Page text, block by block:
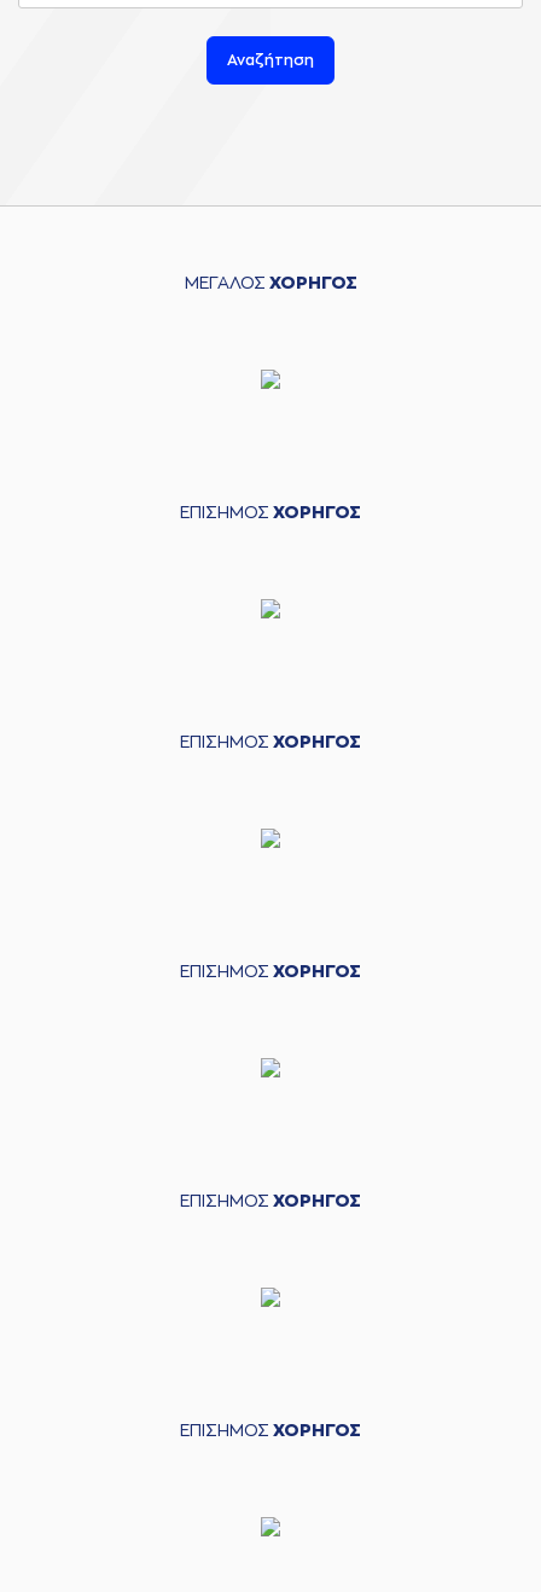
Αναζήτηση
ΜΕΓΑΛΟΣ ΧΟΡΗΓΟΣ
ΕΠΙΣΗΜΟΣ ΧΟΡΗΓΟΣ
ΕΠΙΣΗΜΟΣ ΧΟΡΗΓΟΣ
ΕΠΙΣΗΜΟΣ ΧΟΡΗΓΟΣ
ΕΠΙΣΗΜΟΣ ΧΟΡΗΓΟΣ
ΕΠΙΣΗΜΟΣ ΧΟΡΗΓΟΣ